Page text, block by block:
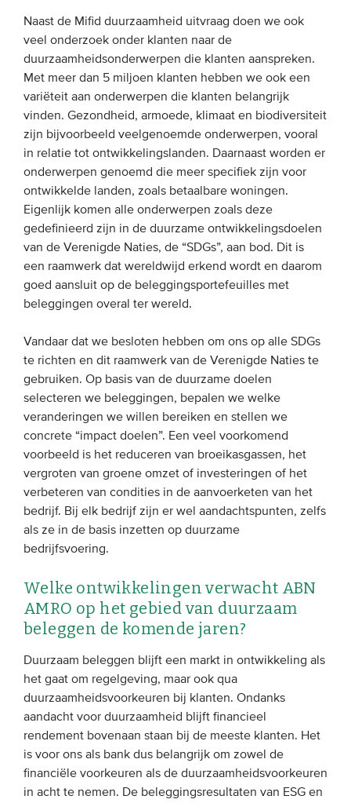
Naast de Mifid duurzaamheid uitvraag doen we ook
veel onderzoek onder klanten naar de
duurzaamheidsonderwerpen die klanten aanspreken.
Met meer dan 5 miljoen klanten hebben we ook een
variëteit aan onderwerpen die klanten belangrijk
vinden. Gezondheid, armoede, klimaat en biodiversiteit
zijn bijvoorbeeld veelgenoemde onderwerpen, vooral
in relatie tot ontwikkelingslanden. Daarnaast worden er
onderwerpen genoemd die meer specifiek zijn voor
ontwikkelde landen, zoals betaalbare woningen.
Eigenlijk komen alle onderwerpen zoals deze
gedefinieerd zijn in de duurzame ontwikkelingsdoelen
van de Verenigde Naties, de “SDGs”, aan bod. Dit is
een raamwerk dat wereldwijd erkend wordt en daarom
goed aansluit op de beleggingsportefeuilles met
beleggingen overal ter wereld.
Vandaar dat we besloten hebben om ons op alle SDGs
te richten en dit raamwerk van de Verenigde Naties te
gebruiken. Op basis van de duurzame doelen
selecteren we beleggingen, bepalen we welke
veranderingen we willen bereiken en stellen we
concrete “impact doelen”. Een veel voorkomend
voorbeeld is het reduceren van broeikasgassen, het
vergroten van groene omzet of investeringen of het
verbeteren van condities in de aanvoerketen van het
bedrijf. Bij elk bedrijf zijn er wel aandachtspunten, zelfs
als ze in de basis inzetten op duurzame
bedrijfsvoering.
Welke ontwikkelingen verwacht ABN
AMRO op het gebied van duurzaam
beleggen de komende jaren?
Duurzaam beleggen blijft een markt in ontwikkeling als
het gaat om regelgeving, maar ook qua
duurzaamheidsvoorkeuren bij klanten. Ondanks
aandacht voor duurzaamheid blijft financieel
rendement bovenaan staan bij de meeste klanten. Het
is voor ons als bank dus belangrijk om zowel de
financiële voorkeuren als de duurzaamheidsvoorkeuren
in acht te nemen. De beleggingsresultaten van ESG en